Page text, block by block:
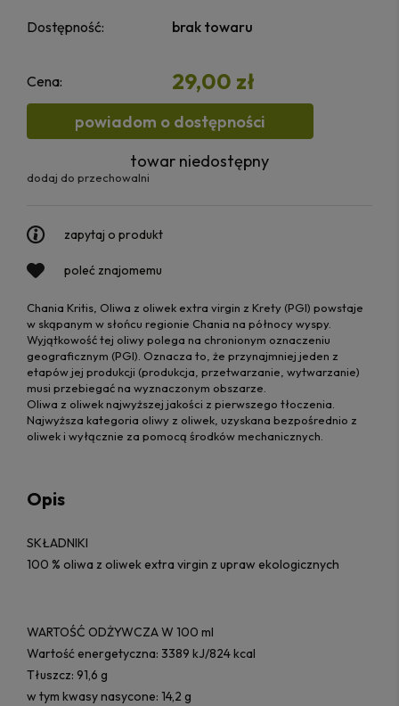
Dostępność: brak towaru
Cena: 29,00 zł
powiadom o dostępności
towar niedostępny
dodaj do przechowalni
zapytaj o produkt
poleć znajomemu
Chania Kritis, Oliwa z oliwek extra virgin z Krety (PGI) powstaje
w skąpanym w słońcu regionie Chania na północy wyspy.
Wyjątkowość tej oliwy polega na chronionym oznaczeniu
geograficznym (PGI). Oznacza to, że przynajmniej jeden z
etapów jej produkcji (produkcja, przetwarzanie, wytwarzanie)
musi przebiegać na wyznaczonym obszarze.
Oliwa z oliwek najwyższej jakości z pierwszego tłoczenia.
Najwyższa kategoria oliwy z oliwek, uzyskana bezpośrednio z
oliwek i wyłącznie za pomocą środków mechanicznych.
Opis
SKŁADNIKI
100 % oliwa z oliwek extra virgin z upraw ekologicznych
WARTOŚĆ ODŻYWCZA W 100 ml
Wartość energetyczna: 3389 kJ/824 kcal
Tłuszcz: 91,6 g
w tym kwasy nasycone: 14,2 g